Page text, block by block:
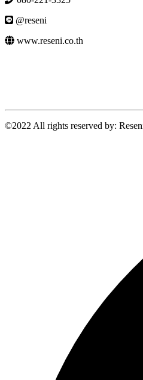
@reseni
www.reseni.co.th
©2022 All rights reserved by: